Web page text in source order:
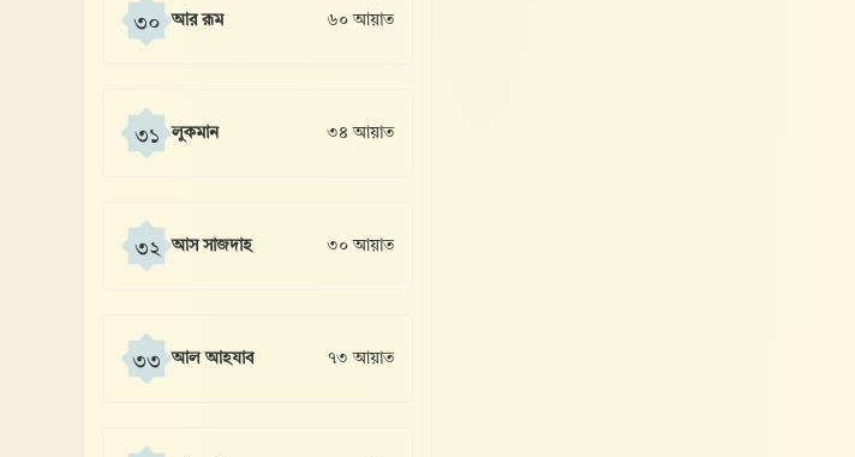
৩০ আর রূম ৬০ আয়াত
৩১ লুকমান ৩৪ আয়াত
৩২ আস সাজদাহ ৩০ আয়াত
৩৩ আল আহযাব ৭৩ আয়াত